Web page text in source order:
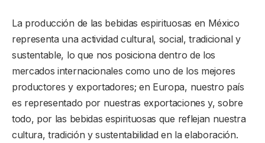
La producción de las bebidas espirituosas en México
representa una actividad cultural, social, tradicional y
sustentable, lo que nos posiciona dentro de los
mercados internacionales como uno de los mejores
productores y exportadores; en Europa, nuestro país
es representado por nuestras exportaciones y, sobre
todo, por las bebidas espirituosas que reflejan nuestra
cultura, tradición y sustentabilidad en la elaboración.